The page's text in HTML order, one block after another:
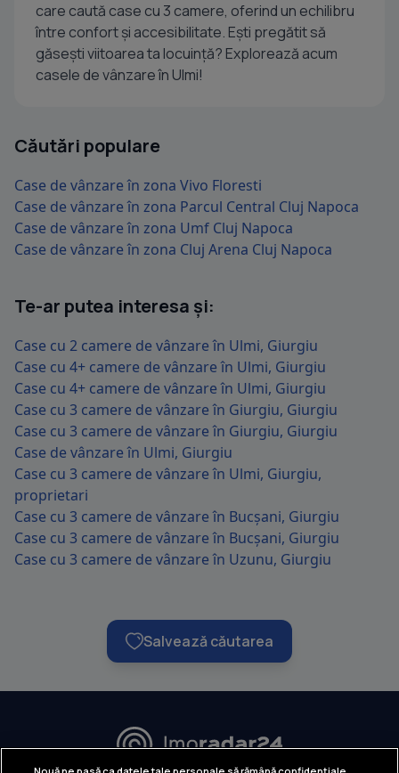
care caută case cu 3 camere, oferind un echilibru
între confort și accesibilitate. Ești pregătit să
găsești viitoarea ta locuință? Explorează acum
casele de vânzare în Ulmi!
Căutări populare
Case de vânzare în zona Vivo Floresti
Case de vânzare în zona Parcul Central Cluj Napoca
Case de vânzare în zona Umf Cluj Napoca
Case de vânzare în zona Cluj Arena Cluj Napoca
Te-ar putea interesa și:
Case cu 2 camere de vânzare în Ulmi, Giurgiu
Case cu 4+ camere de vânzare în Ulmi, Giurgiu
Case cu 4+ camere de vânzare în Ulmi, Giurgiu
Case cu 3 camere de vânzare în Giurgiu, Giurgiu
Case cu 3 camere de vânzare în Giurgiu, Giurgiu
Case de vânzare în Ulmi, Giurgiu
Case cu 3 camere de vânzare în Ulmi, Giurgiu,
proprietari
Case cu 3 camere de vânzare în Bucșani, Giurgiu
Case cu 3 camere de vânzare în Bucșani, Giurgiu
Case cu 3 camere de vânzare în Uzunu, Giurgiu
Salvează căutarea
URMĂREȘTE-NE: